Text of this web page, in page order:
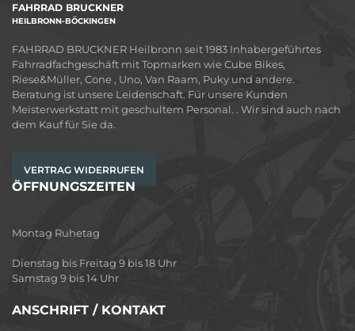
FAHRRAD BRUCKNER
HEILBRONN-BÖCKINGEN
FAHRRAD BRUCKNER Heilbronn seit 1983 Inhabergeführtes
Fahrradfachgeschäft mit Topmarken wie Cube Bikes,
Riese&Müller, Cone , Uno, Van Raam, Puky und andere.
Beratung ist unsere Leidenschaft. Für unsere Kunden
Meisterwerkstatt mit geschultem Personal. . Wir sind auch nach
dem Kauf für Sie da.
VERTRAG WIDERRUFEN
ÖFFNUNGSZEITEN
Montag Ruhetag
Dienstag bis Freitag 9 bis 18 Uhr
Samstag 9 bis 14 Uhr
ANSCHRIFT / KONTAKT